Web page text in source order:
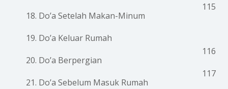
18. Do’a Setelah Makan-Minum
19. Do’a Keluar Rumah
20. Do’a Berpergian
21. Do’a Sebelum Masuk Rumah
115
116
117